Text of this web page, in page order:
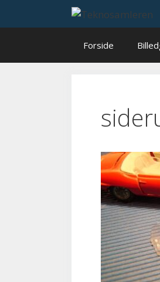
Forside